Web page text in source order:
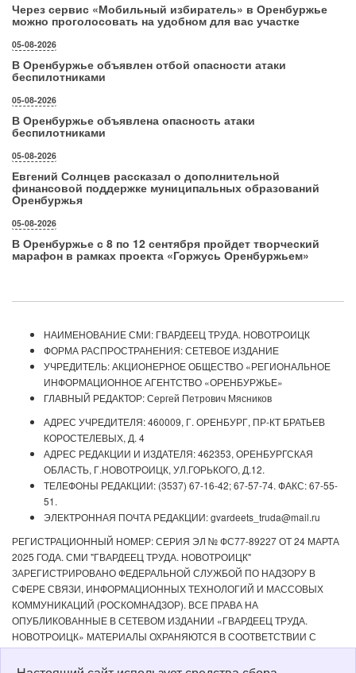
Через сервис «Мобильный избиратель» в Оренбуржье
можно проголосовать на удобном для вас участке
05-08-2026
В Оренбуржье объявлен отбой опасности атаки
беспилотниками
05-08-2026
В Оренбуржье объявлена опасность атаки
беспилотниками
05-08-2026
Евгений Солнцев рассказал о дополнительной
финансовой поддержке муниципальных образований
Оренбуржья
05-08-2026
В Оренбуржье с 8 по 12 сентября пройдет творческий
марафон в рамках проекта «Горжусь Оренбуржьем»
НАИМЕНОВАНИЕ СМИ: ГВАРДЕЕЦ ТРУДА. НОВОТРОИЦК
ФОРМА РАСПРОСТРАНЕНИЯ: СЕТЕВОЕ ИЗДАНИЕ
УЧРЕДИТЕЛЬ: АКЦИОНЕРНОЕ ОБЩЕСТВО «РЕГИОНАЛЬНОЕ
ИНФОРМАЦИОННОЕ АГЕНТСТВО «ОРЕНБУРЖЬЕ»
ГЛАВНЫЙ РЕДАКТОР: Сергей Петрович Мясников
АДРЕС УЧРЕДИТЕЛЯ: 460009, Г. ОРЕНБУРГ, ПР-КТ БРАТЬЕВ
КОРОСТЕЛЕВЫХ, Д. 4
АДРЕС РЕДАКЦИИ И ИЗДАТЕЛЯ: 462353, ОРЕНБУРГСКАЯ
ОБЛАСТЬ, Г.НОВОТРОИЦК, УЛ.ГОРЬКОГО, Д.12.
ТЕЛЕФОНЫ РЕДАКЦИИ: (3537) 67-16-42; 67-57-74. ФАКС: 67-55-
51.
ЭЛЕКТРОННАЯ ПОЧТА РЕДАКЦИИ: gvardeets_truda@mail.ru
РЕГИСТРАЦИОННЫЙ НОМЕР: СЕРИЯ ЭЛ № ФС77-89227 ОТ 24 МАРТА
2025 ГОДА. СМИ "ГВАРДЕЕЦ ТРУДА. НОВОТРОИЦК"
ЗАРЕГИСТРИРОВАНО ФЕДЕРАЛЬНОЙ СЛУЖБОЙ ПО НАДЗОРУ В
СФЕРЕ СВЯЗИ, ИНФОРМАЦИОННЫХ ТЕХНОЛОГИЙ И МАССОВЫХ
КОММУНИКАЦИЙ (РОСКОМНАДЗОР). ВСЕ ПРАВА НА
ОПУБЛИКОВАННЫЕ В СЕТЕВОМ ИЗДАНИИ «ГВАРДЕЕЦ ТРУДА.
НОВОТРОИЦК» МАТЕРИАЛЫ ОХРАНЯЮТСЯ В СООТВЕТСТВИИ С
ЗАКОНОДАТЕЛЬСТВОМ РФ. ЛЮБОЕ ИСПОЛЬЗОВАНИЕ МАТЕРИАЛОВ
ДОПУСКАЕТСЯ ТОЛЬКО ПО СОГЛАСОВАНИЮ С РЕДАКЦИЕЙ С